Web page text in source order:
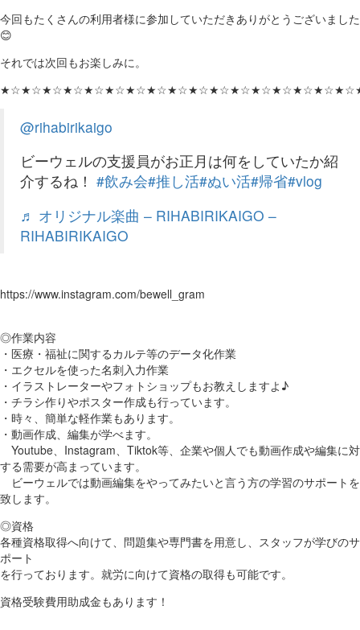
今回もたくさんの利用者様に参加していただきありがとうございました
😊
それでは次回もお楽しみに。
@rihabirikaigo
ビーウェルの支援員がお正月は何をしていたか紹
介するね！ #飲み会#推し活#ぬい活#帰省#vlog
♬ オリジナル楽曲 – RIHABIRIKAIGO –
RIHABIRIKAIGO
https://www.instagram.com/bewell_gram
◎作業内容
・医療・福祉に関するカルテ等のデータ化作業
・エクセルを使った名刺入力作業
・イラストレーターやフォトショップもお教えしますよ♪
・チラシ作りやポスター作成も行っています。
・時々、簡単な軽作業もあります。
・動画作成、編集が学べます。
Youtube、Instagram、Tiktok等、企業や個人でも動画作成や編集に対
する需要が高まっています。
ビーウェルでは動画編集をやってみたいと言う方の学習のサポートを
致します。
◎資格
各種資格取得へ向けて、問題集や専門書を用意し、スタッフが学びのサ
ポート
を行っております。就労に向けて資格の取得も可能です。
資格受験費用助成金もあります！